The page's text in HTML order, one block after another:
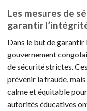
Les mesures de
garantir
Dans le but de garantir
gouvernement
de sécurité strictes.
prévenir la fraude,
calme et équitable
autorités éducatives